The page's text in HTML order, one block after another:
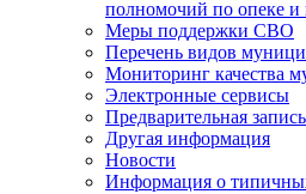
полномочий по опеке и
Меры поддержки СВО
Перечень видов
Мониторинг качества
Электронные сервисы
Предварительная запись
Другая информация
Новости
Информация о